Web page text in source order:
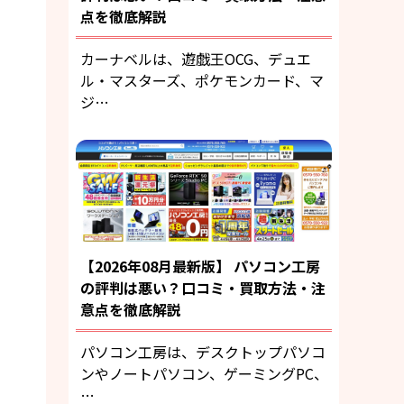
点を徹底解説
カーナベルは、遊戯王OCG、デュエ
ル・マスターズ、ポケモンカード、マ
ジ…
【2026年08月最新版】 パソコン工房
の評判は悪い？口コミ・買取方法・注
意点を徹底解説
パソコン工房は、デスクトップパソコ
ンやノートパソコン、ゲーミングPC、
…